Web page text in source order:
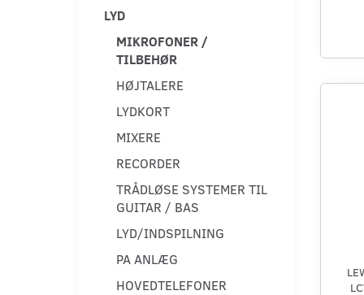
LYD
MIKROFONER /
TILBEHØR
HØJTALERE
LYDKORT
MIXERE
RECORDER
TRÅDLØSE SYSTEMER TIL
GUITAR / BAS
LYD/INDSPILNING
PA ANLÆG
HOVEDTELEFONER